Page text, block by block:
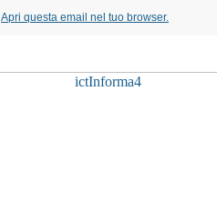
Apri questa email nel tuo browser.